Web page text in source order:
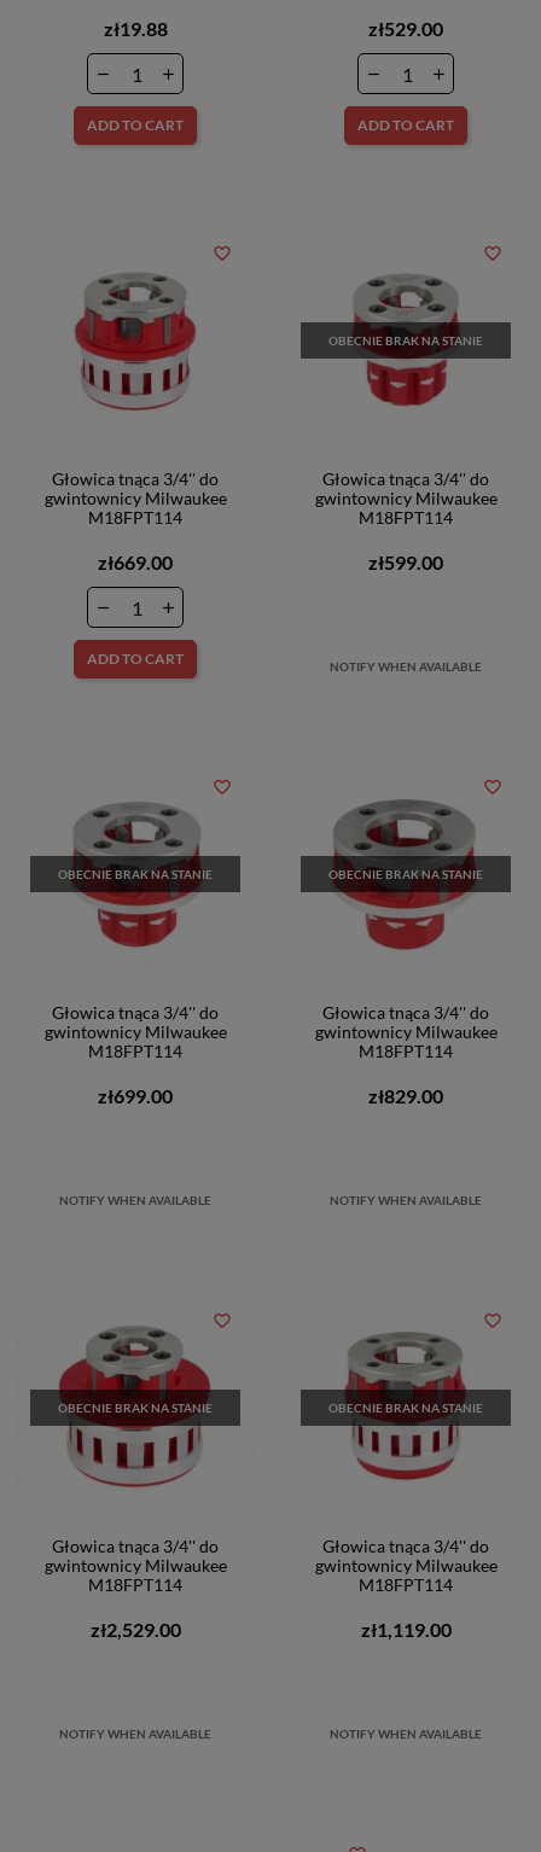
zł19.88
ADD TO CART
zł529.00
ADD TO CART
Głowica tnąca 3/4'' do
gwintownicy Milwaukee
M18FPT114
zł669.00
ADD TO CART
favorite_border
OBECNIE BRAK NA STANIE
Głowica tnąca 3/4'' do
gwintownicy Milwaukee
M18FPT114
zł599.00
NOTIFY WHEN AVAILABLE
favorite_border
OBECNIE BRAK NA STANIE
Głowica tnąca 3/4'' do
gwintownicy Milwaukee
M18FPT114
zł699.00
NOTIFY WHEN AVAILABLE
favorite_border
OBECNIE BRAK NA STANIE
Głowica tnąca 3/4'' do
gwintownicy Milwaukee
M18FPT114
zł829.00
NOTIFY WHEN AVAILABLE
favorite_border
OBECNIE BRAK NA STANIE
Głowica tnąca 3/4'' do
gwintownicy Milwaukee
M18FPT114
zł2,529.00
NOTIFY WHEN AVAILABLE
favorite_border
OBECNIE BRAK NA STANIE
Głowica tnąca 3/4'' do
gwintownicy Milwaukee
M18FPT114
zł1,119.00
NOTIFY WHEN AVAILABLE
favorite_border